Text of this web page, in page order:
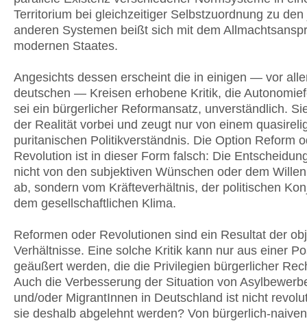
Territorium bei gleichzeitiger Selbstzuordnung zu den
anderen Systemen beißt sich mit dem
modernen Staates.
Angesichts dessen erscheint die in einigen — vor
deutschen — Kreisen erhobene Kritik, die
sei ein bürgerlicher Reformansatz, unverständlich.
der Realität vorbei und zeugt nur von einem
puritanischen Politikverständnis. Die Option Reform
Revolution ist in dieser Form falsch: Die
nicht von den subjektiven Wünschen oder dem
ab, sondern vom Kräfteverhältnis, der politischen
dem gesellschaftlichen Klima.
Reformen oder Revolutionen sind ein Resultat der
Verhältnisse. Eine solche Kritik kann nur aus einer
geäußert werden, die die Privilegien bürgerlicher
Auch die Verbesserung der Situation von
und/oder MigrantInnen in Deutschland ist nicht
sie deshalb abgelehnt werden? Von bürgerlich-naiven